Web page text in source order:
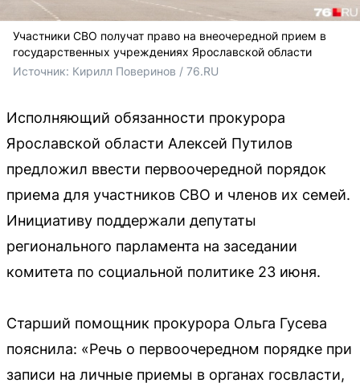
Участники СВО получат право на внеочередной прием в
государственных учреждениях Ярославской области
Источник: Кирилл Поверинов / 76.RU
Исполняющий обязанности прокурора
Ярославской области Алексей Путилов
предложил ввести первоочередной порядок
приема для участников СВО и членов их семей.
Инициативу поддержали депутаты
регионального парламента на заседании
комитета по социальной политике 23 июня.
Старший помощник прокурора Ольга Гусева
пояснила: «Речь о первоочередном порядке при
записи на личные приемы в органах госвласти,